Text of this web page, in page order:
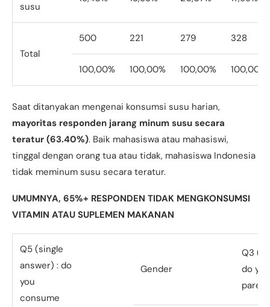
susu
Total
500 221 279 328
100,00% 100,00% 100,00% 100,00%
Saat ditanyakan mengenai konsumsi susu harian,
mayoritas responden jarang minum susu secara
teratur (63.40%). Baik mahasiswa atau mahasiswi,
tinggal dengan orang tua atau tidak, mahasiswa Indonesia
tidak meminum susu secara teratur.
UMUMNYA, 65%+ RESPONDEN TIDAK MENGKONSUMSI
VITAMIN ATAU SUPLEMEN MAKANAN
Q5 (single
answer) : do
you
consume
Gender
Q3
do